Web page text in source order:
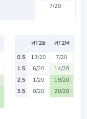
7/20
ИТ2Б
ИТ2М
0.5
13/20
7/20
1.5
6/20
14/20
2.5
1/20
19/20
3.5
0/20 20/20